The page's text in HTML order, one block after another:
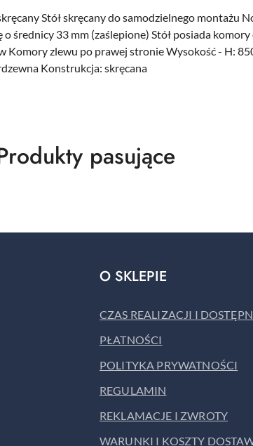
Stół skręcany do samodzielnego montażu
średnicy 33 mm (zaślepione) Stół posiada
zlewu po prawej stronie Wysokość - H:
Konstrukcja: skręcana
pasujące
O SKLEPIE
CZAS REALIZACJI I
PŁATNOŚCI
POLITYKA PRYWATNOŚCI
REGULAMIN
REKLAMACJE I ZWROTY
WARUNKI I KOSZTY